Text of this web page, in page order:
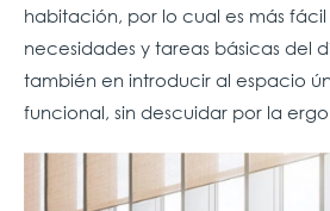
habitación, por lo cual es más
necesidades y tareas básicas del
también en introducir al espacio
funcional, sin descuidar por la